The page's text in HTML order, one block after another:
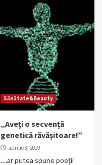
Sănătate&Beauty
„Aveți o secvență
genetică răvășitoare!”
aprilie 8, 2019
….ar putea spune poeții